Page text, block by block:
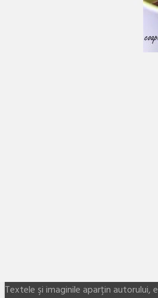
Textele şi imaginile aparţin autorului,